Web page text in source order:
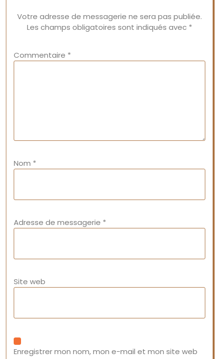
Votre adresse de messagerie ne sera pas publiée.
Les champs obligatoires sont indiqués avec *
Commentaire *
Nom *
Adresse de messagerie *
Site web
Enregistrer mon nom, mon e-mail et mon site web